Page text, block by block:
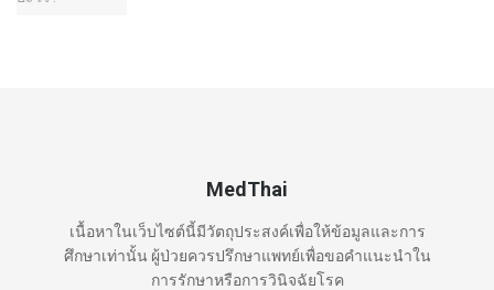
MedThai
เนื้อหาในเว็บไซต์นี้มีวัตถุประสงค์เพื่อให้ข้อมูลและการ
ศึกษาเท่านั้น ผู้ป่วยควรปรึกษาแพทย์เพื่อขอคำแนะนำใน
การรักษาหรือการวินิจฉัยโรค